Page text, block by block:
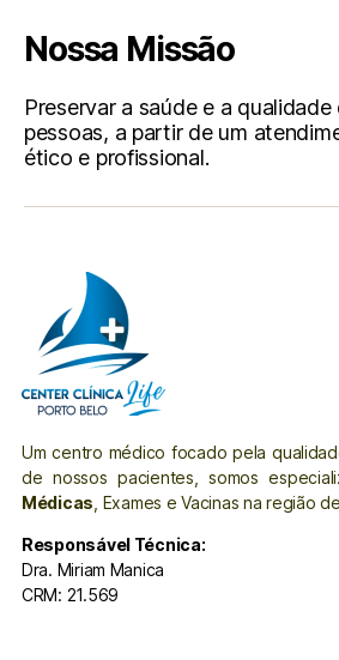
Nossa Missão
Preservar a saúde e a
pessoas, a partir de um
ético e profissional.
Um centro médico focado pela
de nossos pacientes, somos
Médicas , Exames e Vacinas na região
Responsável Técnica:
Dra. Miriam Manica
CRM: 21.569